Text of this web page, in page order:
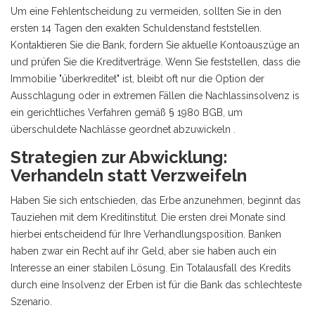
Um eine Fehlentscheidung zu vermeiden, sollten Sie in den
ersten 14 Tagen den exakten Schuldenstand feststellen.
Kontaktieren Sie die Bank, fordern Sie aktuelle Kontoauszüge an
und prüfen Sie die Kreditverträge. Wenn Sie feststellen, dass die
Immobilie "überkreditet" ist, bleibt oft nur die Option der
Ausschlagung oder in extremen Fällen die Nachlassinsolvenz is
ein gerichtliches Verfahren gemäß § 1980 BGB, um
überschuldete Nachlässe geordnet abzuwickeln
Strategien zur Abwicklung:
Verhandeln statt Verzweifeln
Haben Sie sich entschieden, das Erbe anzunehmen, beginnt das
Tauziehen mit dem Kreditinstitut. Die ersten drei Monate sind
hierbei entscheidend für Ihre Verhandlungsposition. Banken
haben zwar ein Recht auf ihr Geld, aber sie haben auch ein
Interesse an einer stabilen Lösung. Ein Totalausfall des Kredits
durch eine Insolvenz der Erben ist für die Bank das schlechteste
Szenario.